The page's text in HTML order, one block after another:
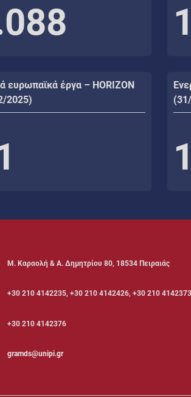
ευρωπαϊκά έργα – HORIZON
2025)
Μ. Καραολή & Α. Δημητρίου 80, 18534 Πειραιάς
+30 210 4142235, +30 210 4142426, +30 210
+30 210 4142376
gramds@unipi.gr